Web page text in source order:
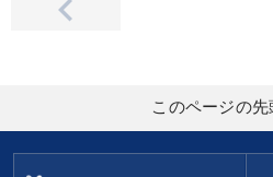
このページの先